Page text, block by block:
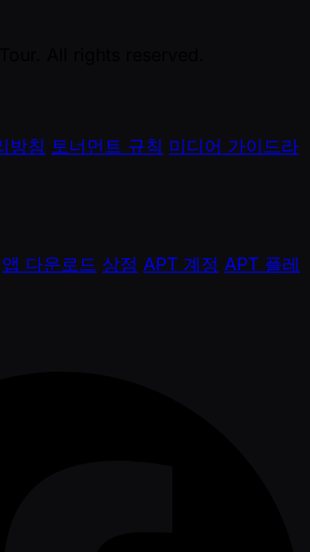
방침 토너먼트 규칙 미디어 가이드라
앱 다운로드 상점 APT 계정 APT 플레